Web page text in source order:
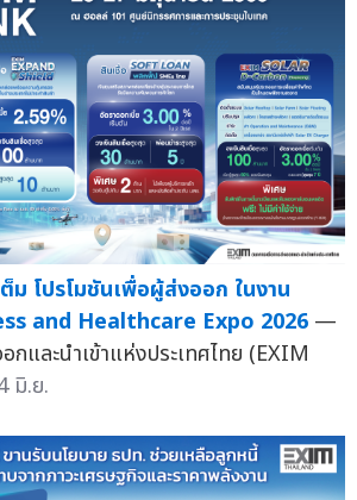
ม โปรโมชันเพื่อผู้ส่งออก ในงาน
and Healthcare Expo 2026 —
กและนำเข้าแห่งประเทศไทย (EXIM
มิ.ย.